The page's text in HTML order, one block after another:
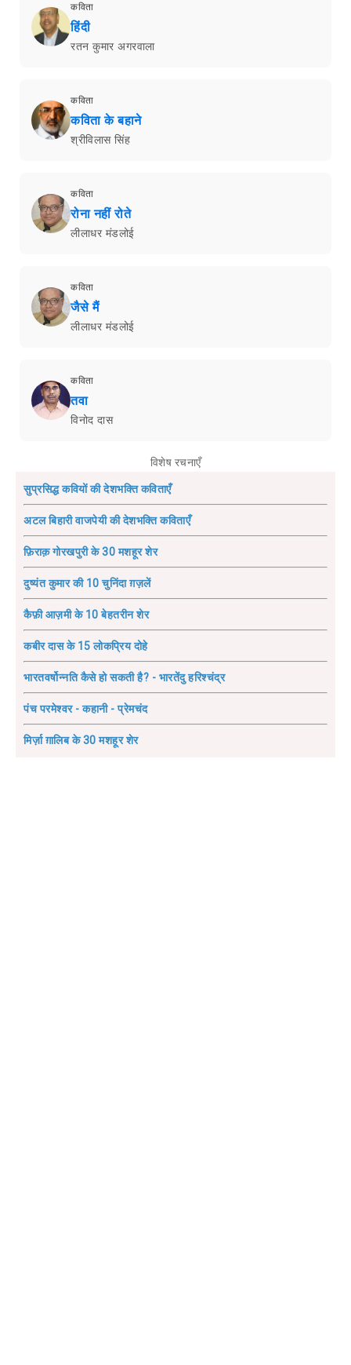
कविता
हिंदी
रतन कुमार अगरवाला
कविता
कविता के बहाने
श्रीविलास सिंह
कविता
रोना नहीं रोते
लीलाधर मंडलोई
कविता
जैसे मैं
लीलाधर मंडलोई
कविता
तवा
विनोद दास
विशेष रचनाएँ
सुप्रसिद्ध कवियों की देशभक्ति कविताएँ
अटल बिहारी वाजपेयी की देशभक्ति कविताएँ
फ़िराक़ गोरखपुरी के 30 मशहूर शेर
दुष्यंत कुमार की 10 चुनिंदा ग़ज़लें
कैफ़ी आज़मी के 10 बेहतरीन शेर
कबीर दास के 15 लोकप्रिय दोहे
भारतवर्षोन्नति कैसे हो सकती है? - भारतेंदु हरिश्चंद्र
पंच परमेश्वर - कहानी - प्रेमचंद
मिर्ज़ा ग़ालिब के 30 मशहूर शेर